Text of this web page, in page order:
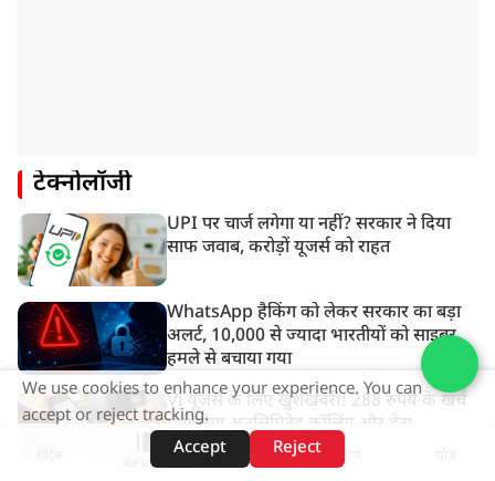
टेक्नोलॉजी
UPI पर चार्ज लगेगा या नहीं? सरकार ने दिया
साफ जवाब, करोड़ों यूजर्स को राहत
WhatsApp हैकिंग को लेकर सरकार का बड़ा
अलर्ट, 10,000 से ज्यादा भारतीयों को साइबर
हमले से बचाया गया
Vi यूजर्स के लिए खुशखबरी! 288 रुपये के खर्च
में मिलेगा अनलिमिटेड कॉलिंग और डेटा
वेब स्टोरीज़
We use cookies to enhance your experience. You can
accept or reject tracking.
Accept
Reject